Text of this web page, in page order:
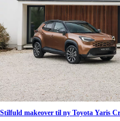
Stilfuld makeover til ny Toyota Yaris